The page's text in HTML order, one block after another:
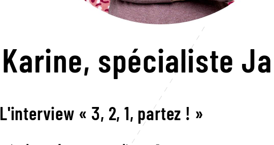
Karine, spécialiste
L'interview « 3, 2, 1, partez ! »